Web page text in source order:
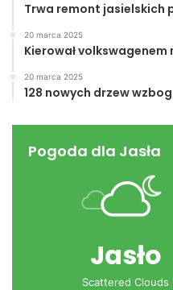
Trwa remont jasielskich
20 marca 2025
Kierował
20 marca 2025
128 nowych drzew
Pogoda dla Jasła
Jasło
Scattered Clouds